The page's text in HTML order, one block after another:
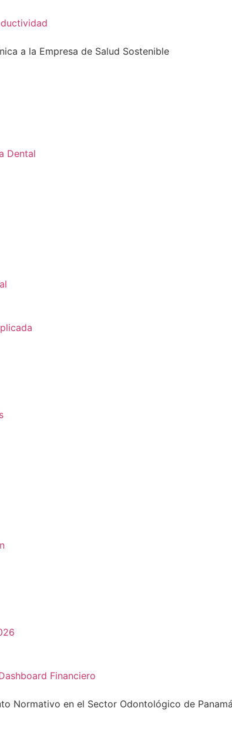
a la Empresa de Salud Sostenible
Dental
Financiero
Normativo en el Sector Odontológico de Panamá